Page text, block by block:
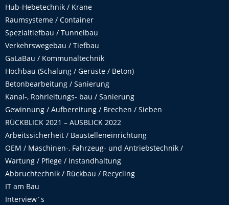
Hub-Hebetechnik / Krane
Raumsysteme / Container
Spezialtiefbau / Tunnelbau
Verkehrswegebau / Tiefbau
GaLaBau / Kommunaltechnik
Hochbau (Schalung / Gerüste / Beton)
Betonbearbeitung / Sanierung
Kanal-, Rohrleitungs- bau / Sanierung
Gewinnung / Aufbereitung / Brechen / Sieben
RÜCKBLICK 2021 – AUSBLICK 2022
Arbeitssicherheit / Baustelleneinrichtung
OEM / Maschinen-, Fahrzeug- und Antriebstechnik /
Wartung / Pflege / Instandhaltung
Abbruchtechnik / Rückbau / Recycling
IT am Bau
Interview´s